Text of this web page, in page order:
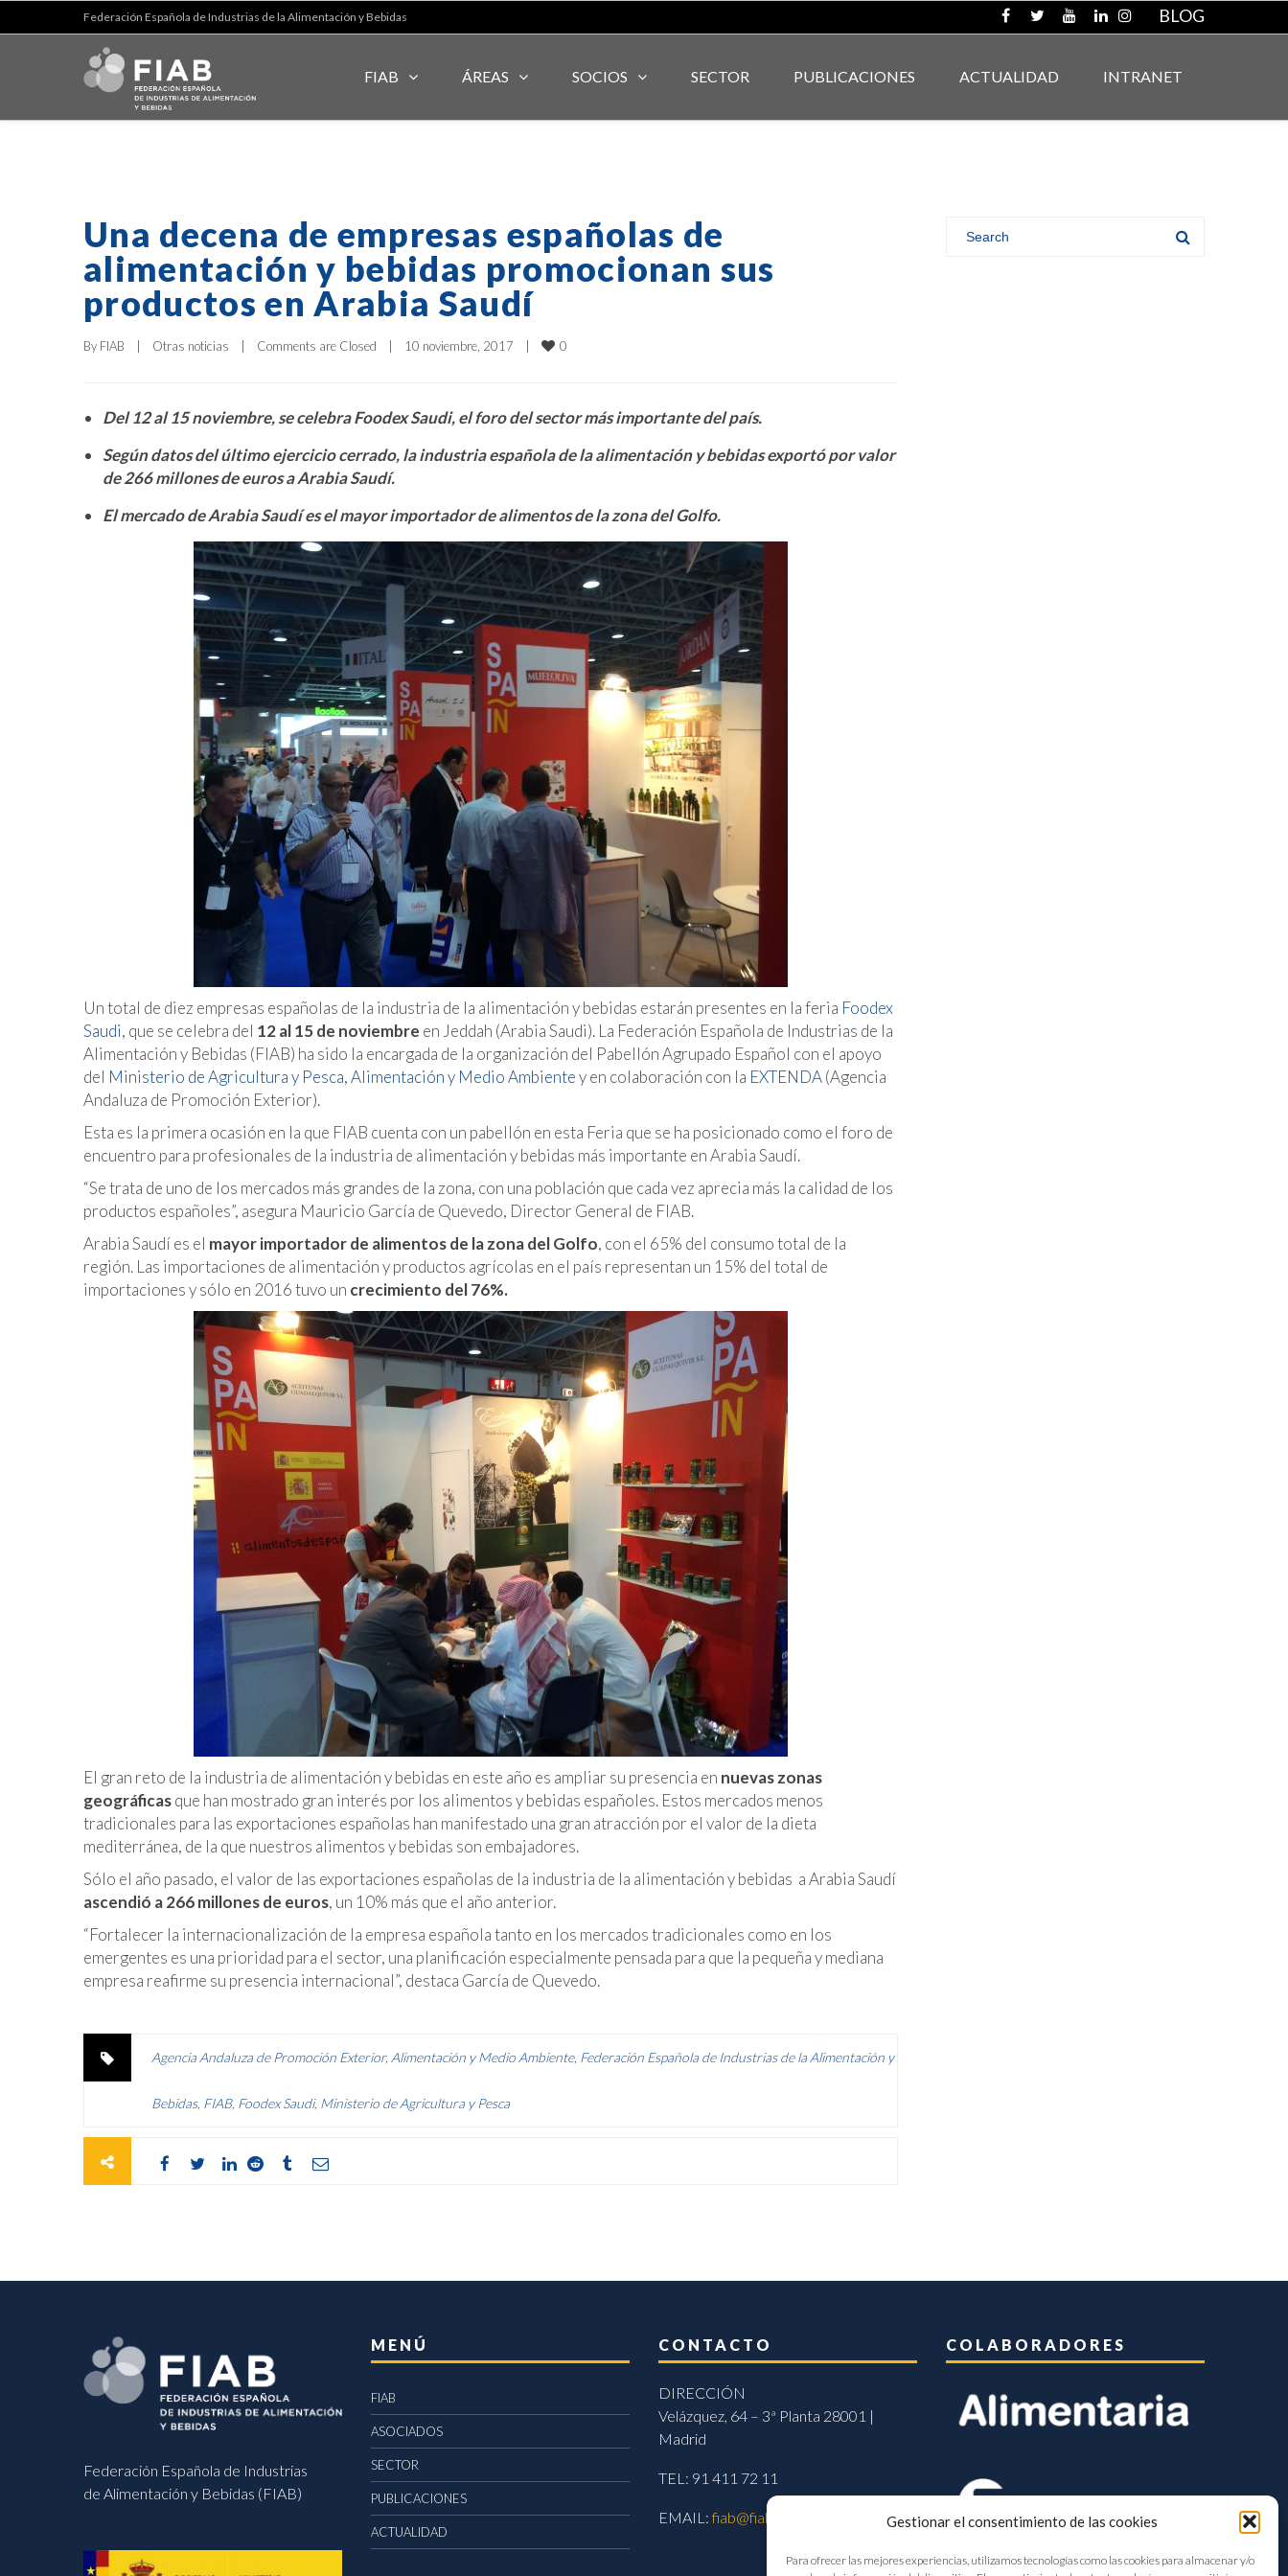
Gestionar el consentimiento de las cookies
Para ofrecer las mejores experiencias, utilizamos tecnologías como las cookies para almacenar y/o
Federación Española de Industrias de la Alimentación y Bebidas BLOG
FIAB ÁREAS SOCIOS SECTOR PUBLICACIONES ACTUALIDAD INTRANET
Una decena de empresas españolas de
alimentación y bebidas promocionan sus
productos en Arabia Saudí
By FIAB Otras noticias Comments are Closed 10 noviembre, 2017 0
Del 12 al 15 noviembre, se celebra Foodex Saudi, el foro del sector más importante del país.
Según datos del último ejercicio cerrado, la industria española de la alimentación y bebidas exportó por valor
de 266 millones de euros a Arabia Saudí.
El mercado de Arabia Saudí es el mayor importador de alimentos de la zona del Golfo.
Un total de diez empresas españolas de la industria de la alimentación y bebidas estarán presentes en la feria Foodex
Saudi, que se celebra del 12 al 15 de noviembre en Jeddah (Arabia Saudi). La Federación Española de Industrias de la
Alimentación y Bebidas (FIAB) ha sido la encargada de la organización del Pabellón Agrupado Español con el apoyo
del Ministerio de Agricultura y Pesca, Alimentación y Medio Ambientey en colaboración con la EXTENDA(Agencia
Andaluza de Promoción Exterior).
Esta es la primera ocasión en la que FIAB cuenta con un pabellón en esta Feria que se ha posicionado como el foro de
encuentro para profesionales de la industria de alimentación y bebidas más importante en Arabia Saudí.
“Se trata de uno de los mercados más grandes de la zona, con una población que cada vez aprecia más la calidad de los
productos españoles”, asegura Mauricio García de Quevedo, Director General de FIAB.
Arabia Saudí es el mayor importador de alimentos de la zona del Golfo, con el 65% del consumo total de la
región. Las importaciones de alimentación y productos agrícolas en el país representan un 15% del total de
importaciones y sólo en 2016 tuvo un crecimiento del 76%.
El gran reto de la industria de alimentación y bebidas en este año es ampliar su presencia en nuevas zonas
geográficasque han mostrado gran interés por los alimentos y bebidas españoles. Estos mercados menos
tradicionales para las exportaciones españolas han manifestado una gran atracción por el valor de la dieta
mediterránea, de la que nuestros alimentos y bebidas son embajadores.
Sólo el año pasado, el valor de las exportaciones españolas de la industria de la alimentación y bebidas a Arabia Saudí
ascendió a 266 millones de euros, un 10% más que el año anterior.
“Fortalecer la internacionalización de la empresa española tanto en los mercados tradicionales como en los
emergentes es una prioridad para el sector, una planificación especialmente pensada para que la pequeña y mediana
empresa reafirme su presencia internacional”, destaca García de Quevedo.
Agencia Andaluza de Promoción Exterior, Alimentación y Medio Ambiente, Federación Española de Industrias de la Alimentación y
Bebidas, FIAB, Foodex Saudi, Ministerio de Agricultura y Pesca
Federación Española de Industrias
de Alimentación y Bebidas (FIAB)
MENÚ
FIAB
ASOCIADOS
SECTOR
PUBLICACIONES
ACTUALIDAD
CONTACTO
DIRECCIÓN
Velázquez, 64 – 3ª Planta 28001 |
Madrid
TEL: 91 411 72 11
EMAIL:fiab@fiab.es
COLABORADORES